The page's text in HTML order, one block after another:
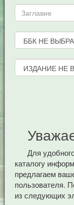
Для
каталогу
предлагаем
пользователя.
из следующих